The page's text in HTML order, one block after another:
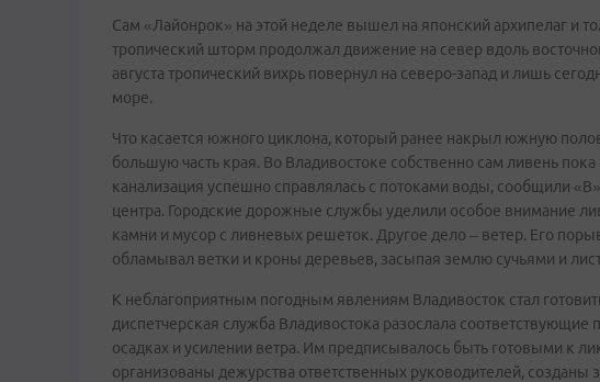
Сам «Лайонрок» на этой неделе вышел на японский архипелаг и
тропический шторм продолжал движение на север вдоль
августа тропический вихрь повернул на северо-запад и лишь
море.
Что касается южного циклона, который ранее накрыл южную
большую часть края. Во Владивостоке собственно сам ливень
канализация успешно справлялась с потоками воды, сообщили
центра. Городские дорожные службы уделили особое внимание
камни и мусор с ливневых решеток. Другое дело – ветер. Его
обламывал ветки и кроны деревьев, засыпая землю сучьями и
К неблагоприятным погодным явлениям Владивосток стал
диспетчерская служба Владивостока разослала
осадках и усилении ветра. Им предписывалось быть готовыми к
организованы дежурства ответственных руководителей, созданы